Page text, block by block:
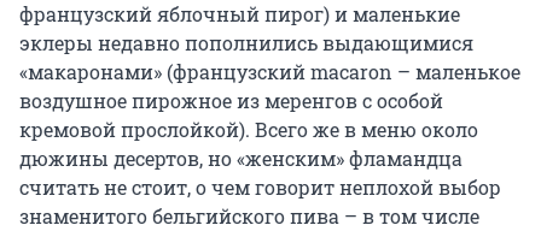
французский яблочный пирог) и маленькие
эклеры недавно пополнились выдающимися
«макаронами» (французский macaron – маленькое
воздушное пирожное из меренгов с особой
кремовой прослойкой). Всего же в меню около
дюжины десертов, но «женским» фламандца
считать не стоит, о чем говорит неплохой выбор
знаменитого бельгийского пива – в том числе